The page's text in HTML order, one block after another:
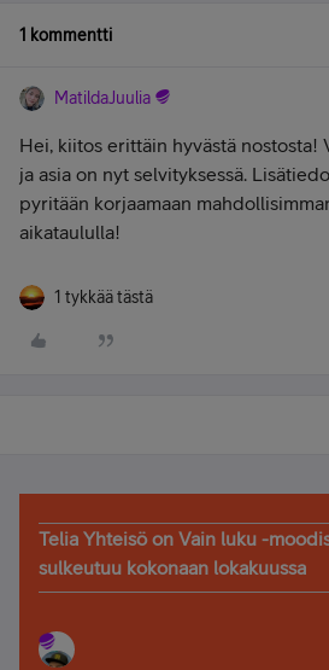
1 kommentti
MatildaJuulia
Hei, kiitos erittäin hyvästä nostosta!
ja asia on nyt selvityksessä.
pyritään korjaamaan
aikataululla!
1 tykkää tästä
Telia Yhteisö on Vain luku -
sulkeutuu kokonaan lokakuussa